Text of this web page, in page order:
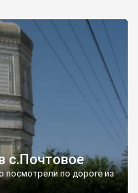
с.Почтовое
по дороге из